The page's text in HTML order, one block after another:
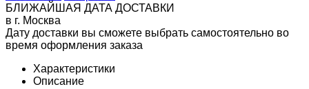
БЛИЖАЙШАЯ ДАТА ДОСТАВКИ
в г. Москва
Дату доставки вы сможете выбрать самостоятельно во
время оформления заказа
Характеристики
Описание